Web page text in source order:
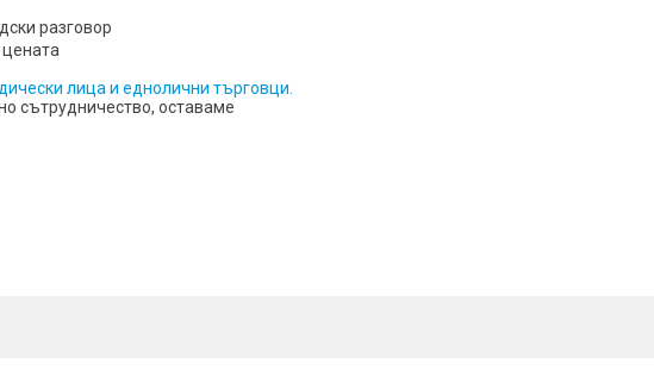
разговор
лица и еднолични търговци.
сътрудничество, оставаме